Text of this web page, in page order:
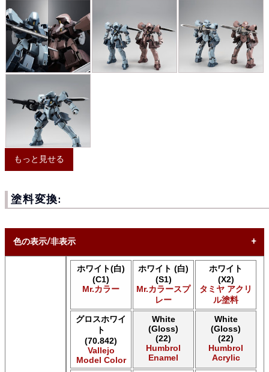
もっと見せる
塗料変換:
色の表示/非表示
* ボックスをオン/オフにして、同等の色を見つけやすくしま
AK INTERACTIVE AK 3rd Gen Acrylics
AK INTERACTIVE AK Acrylics
AK INTERACTIVE AK Extreme Metal
AK INTERACTIVE AK Real Color
AK INTERACTIVE 新 Real Color
ホワイト(白)
(C1)
Mr.カラー
ホワイト (白)
(S1)
Mr.カラースプ
レー
ホワイト
(X2)
タミヤ アクリ
ル塗料
グロスホワイ
ト
(70.842)
Vallejo
Model Color
White
(Gloss)
(22)
Humbrol
Enamel
White
(Gloss)
(22)
Humbrol
Acrylic